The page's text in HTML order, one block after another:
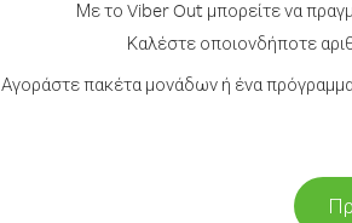
Με το Viber Out μπορείτε να
Καλέστε οποιονδήποτε
Αγοράστε πακέτα μονάδων ή ένα